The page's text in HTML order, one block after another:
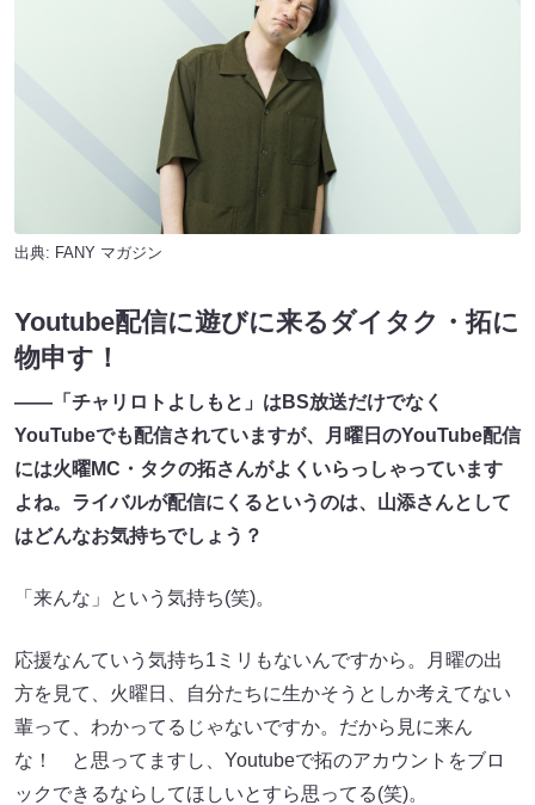
出典: FANY マガジン
Youtube配信に遊びに来るダイタク・拓に
物申す！
――「チャリロトよしもと」はBS放送だけでなく
YouTubeでも配信されていますが、月曜日のYouTube配信
には火曜MC・タクの拓さんがよくいらっしゃっています
よね。ライバルが配信にくるというのは、山添さんとして
はどんなお気持ちでしょう？
「来んな」という気持ち(笑)。
応援なんていう気持ち1ミリもないんですから。月曜の出
方を見て、火曜日、自分たちに生かそうとしか考えてない
輩って、わかってるじゃないですか。だから見に来ん
な！ と思ってますし、Youtubeで拓のアカウントをブロ
ックできるならしてほしいとすら思ってる(笑)。